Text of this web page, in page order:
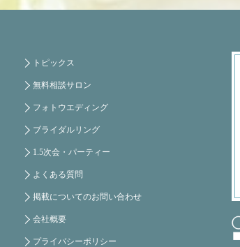
トピックス
無料相談サロン
フォトウエディング
ブライダルリング
1.5次会・パーティー
よくある質問
掲載についてのお問い合わせ
会社概要
プライバシーポリシー